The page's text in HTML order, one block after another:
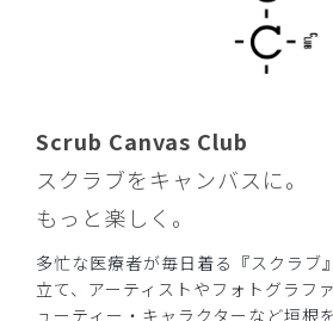
Scrub Canvas Club
スクラブをキャンバスに。
もっと楽しく。
多忙な医療者が毎日着る『スクラブ
立て、アーティストやフォトグラフ
ューティー・キャラクターなど垣根